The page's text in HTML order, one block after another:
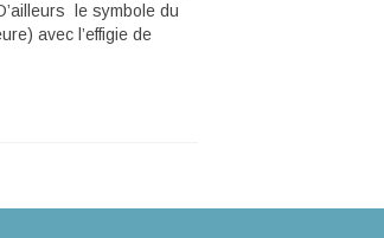
le symbole du
avec l’effigie de